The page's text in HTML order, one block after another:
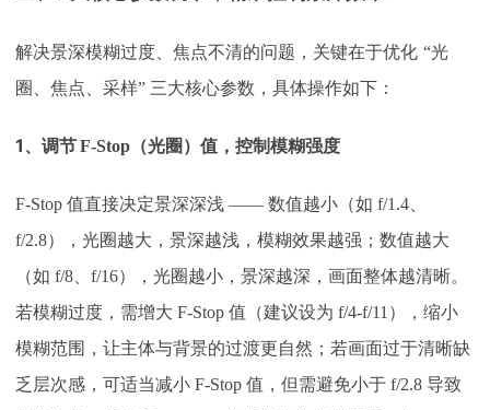
解决景深模糊过度、焦点不清的问题，关键在于优化 “光
圈、焦点、采样” 三大核心参数，具体操作如下：​
1、 调节F-Stop（光圈）值，控制模糊强度
F-Stop 值直接决定景深深浅 —— 数值越小（如 f/1.4、
f/2.8），光圈越大，景深越浅，模糊效果越强；数值越大
（如 f/8、f/16），光圈越小，景深越深，画面整体越清晰。
若模糊过度，需增大 F-Stop 值（建议设为 f/4-f/11），缩小
模糊范围，让主体与背景的过渡更自然；若画面过于清晰缺
乏层次感，可适当减小 F-Stop 值，但需避免小于 f/2.8 导致